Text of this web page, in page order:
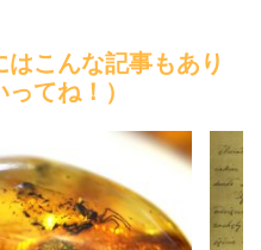
こんな記事もあり
てね！）